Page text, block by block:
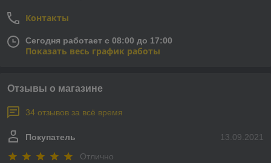
Контакты
Сегодня работает с 08:00 до 17:00
Показать весь график работы
Отзывы о магазине
34 отзывов за всё время
13.09.2021
Покупатель
Отлично